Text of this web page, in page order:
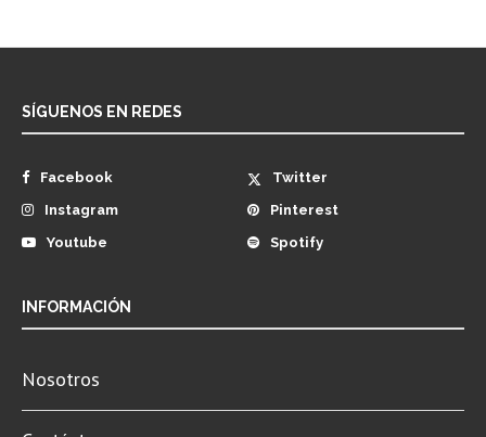
Instagram
Pinterest
Youtube
Spotify
Contáctanos